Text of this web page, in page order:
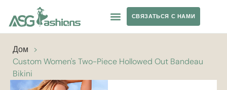
СВЯЗАТЬСЯ С НАМИ
Дом >
Custom Women's Two-Piece Hollowed Out Bandeau
Bikini